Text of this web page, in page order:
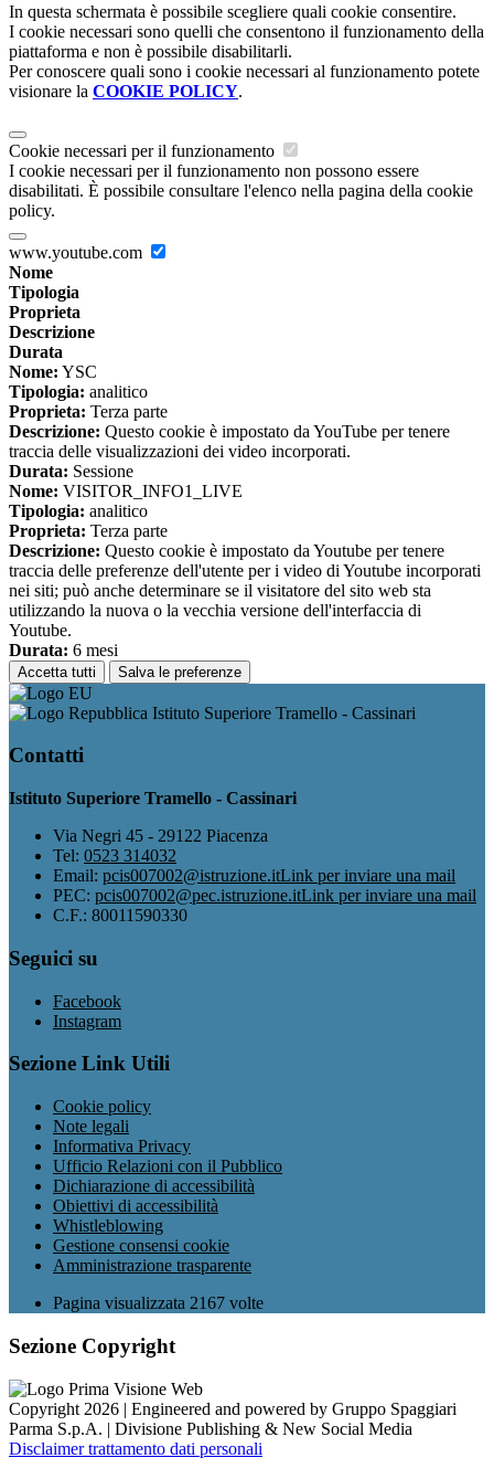
In questa schermata è possibile scegliere quali cookie consentire.
I cookie necessari sono quelli che consentono il funzionamento della
piattaforma e non è possibile disabilitarli.
Per conoscere quali sono i cookie necessari al funzionamento potete
visionare la COOKIE POLICY.
Cookie necessari per il funzionamento
I cookie necessari per il funzionamento non possono essere
disabilitati. È possibile consultare l'elenco nella pagina della cookie
policy.
www.youtube.com
Nome
Tipologia
Proprieta
Descrizione
Durata
Nome: YSC
Tipologia: analitico
Proprieta: Terza parte
Descrizione: Questo cookie è impostato da YouTube per tenere
traccia delle visualizzazioni dei video incorporati.
Durata: Sessione
Nome: VISITOR_INFO1_LIVE
Tipologia: analitico
Proprieta: Terza parte
Descrizione: Questo cookie è impostato da Youtube per tenere
traccia delle preferenze dell'utente per i video di Youtube incorporati
nei siti; può anche determinare se il visitatore del sito web sta
utilizzando la nuova o la vecchia versione dell'interfaccia di
Youtube.
Durata: 6 mesi
Accetta tutti Salva le preferenze
Istituto Superiore Tramello - Cassinari
Contatti
Istituto Superiore Tramello - Cassinari
Via Negri 45 - 29122 Piacenza
Tel: 0523 314032
Email: pcis007002@istruzione.itLink per inviare una mail
PEC: pcis007002@pec.istruzione.itLink per inviare una mail
C.F.: 80011590330
Seguici su
Facebook
Instagram
Sezione Link Utili
Cookie policy
Note legali
Informativa Privacy
Ufficio Relazioni con il Pubblico
Dichiarazione di accessibilità
Obiettivi di accessibilità
Whistleblowing
Gestione consensi cookie
Amministrazione trasparente
Pagina visualizzata 2167 volte
Sezione Copyright
Copyright 2026 | Engineered and powered by Gruppo Spaggiari
Parma S.p.A. | Divisione Publishing & New Social Media
Disclaimer trattamento dati personali